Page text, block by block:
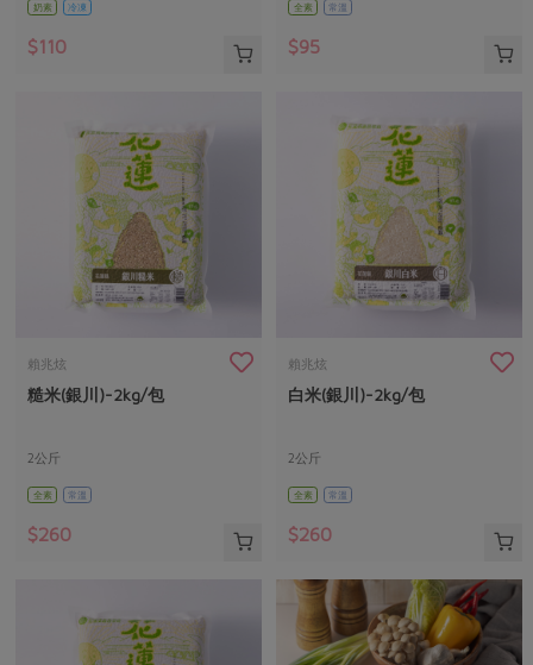
奶素 冷凍
$110
全素 常溫
$95
賴兆炫
糙米(銀川)-2kg/包
2公斤
全素 常溫
$260
賴兆炫
白米(銀川)-2kg/包
2公斤
全素 常溫
$260